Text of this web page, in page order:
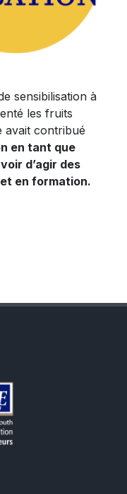
sensibilisation à
les fruits
avait contribué
en tant que
d’agir des
en formation.